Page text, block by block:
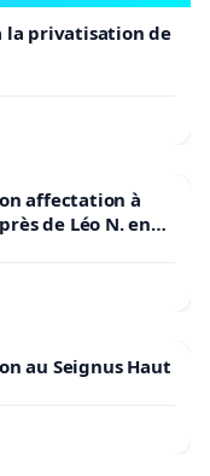
a la privatisation de
affectation à
de Léo N. en
au Seignus Haut